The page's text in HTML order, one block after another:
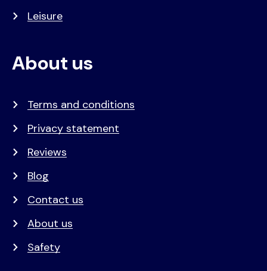
Leisure
About us
Terms and conditions
Privacy statement
Reviews
Blog
Contact us
About us
Safety